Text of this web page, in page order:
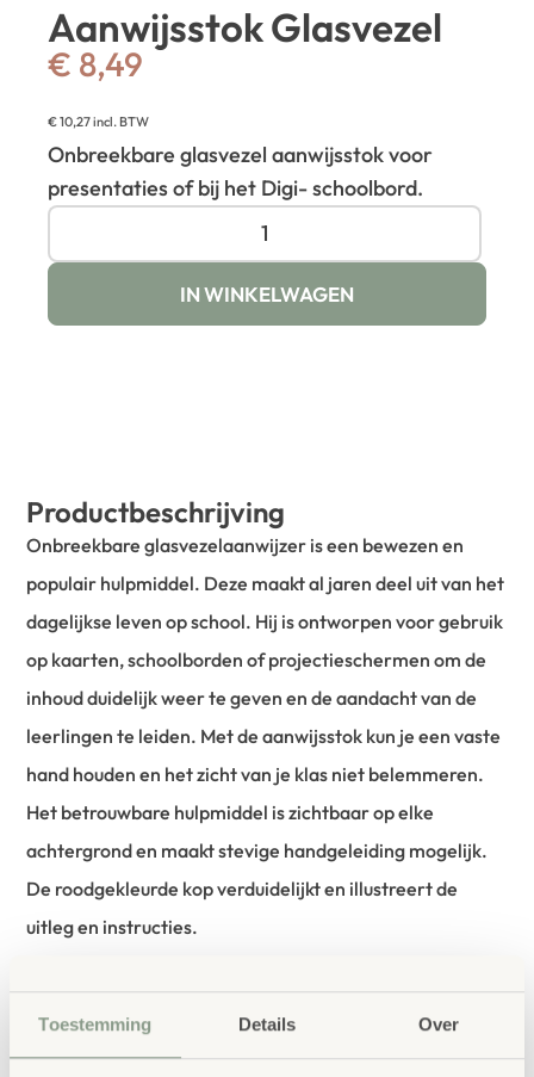
Toestemming Details Over
Aanwijsstok Glasvezel
€ 8,49
€10,27incl. BTW
Onbreekbare glasvezel aanwijsstok voor
presentaties of bij het Digi- schoolbord.
IN WINKELWAGEN
Productbeschrijving
Onbreekbare glasvezelaanwijzer is een bewezen en
populair hulpmiddel. Deze maakt al jaren deel uit van het
dagelijkse leven op school. Hij is ontworpen voor gebruik
op kaarten, schoolborden of projectieschermen om de
inhoud duidelijk weer te geven en de aandacht van de
leerlingen te leiden. Met de aanwijsstok kun je een vaste
hand houden en het zicht van je klas niet belemmeren.
Het betrouwbare hulpmiddel is zichtbaar op elke
achtergrond en maakt stevige handgeleiding mogelijk.
De roodgekleurde kop verduidelijkt en illustreert de
uitleg en instructies.
Lengte 97cm. Gewicht 92 gram.